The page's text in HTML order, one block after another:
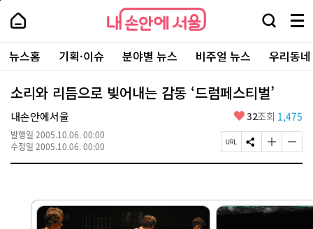
본
로
가
내
손
안
에
서
울
-
서
울
시
대
표
소
내
손
에
울
검
창
열
기
메
뉴
전
체
보
주
요
서
뉴스홈 기획·이슈 분야별 뉴스 비주얼 뉴스 우리동
소리와 리듬으로 빚어내는 감동 ‘드럼페스티벌’
내손안에서울
발행일 2005.10.06. 00:00
수정일 2005.10.06. 00:00
좋
요
32조회 1,475
페
이
L
복
S
N
하
기
글
자
게
변
글
자
게
페
상
단
로